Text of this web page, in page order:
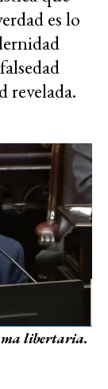
es lo
revelada.
libertaria.